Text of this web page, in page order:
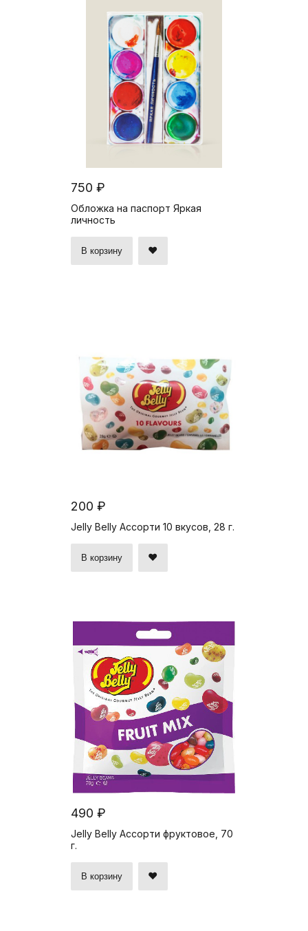
750 ₽
Обложка на паспорт Яркая
личность
В корзину
200 ₽
Jelly Belly Ассорти 10 вкусов, 28 г.
В корзину
490 ₽
Jelly Belly Ассорти фруктовое, 70
г.
В корзину